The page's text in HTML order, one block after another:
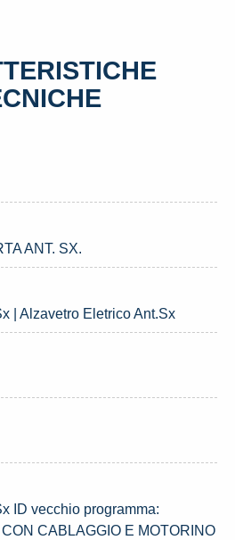
ANT. SX.
| Alzavetro Eletrico Ant.Sx
ID vecchio programma:
CABLAGGIO E MOTORINO